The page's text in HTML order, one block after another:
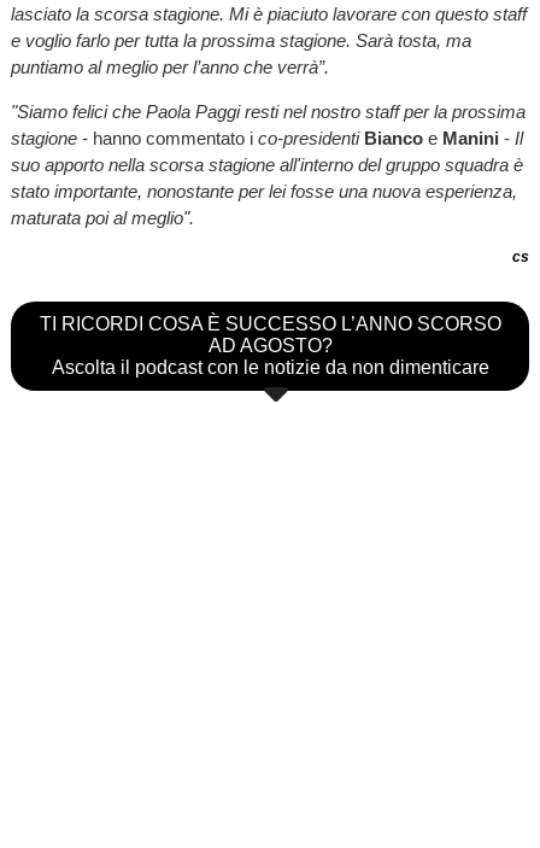
lasciato la scorsa stagione. Mi è piaciuto lavorare con questo staff
e voglio farlo per tutta la prossima stagione. Sarà tosta, ma
puntiamo al meglio per l’anno che verrà”.
"Siamo felici che Paola Paggi resti nel nostro staff per la prossima
stagione- hanno commentato i co-presidenti Biancoe Manini - Il
suo apporto nella scorsa stagione all'interno del gruppo squadra è
stato importante, nonostante per lei fosse una nuova esperienza,
maturata poi al meglio".
cs
TI RICORDI COSA È SUCCESSO L’ANNO SCORSO
AD AGOSTO?
Ascolta il podcast con le notizie da non dimenticare